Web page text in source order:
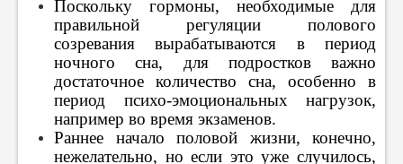
Поскольку гормоны, необходимые для
правильной регуляции полового
созревания вырабатываются в период
ночного сна, для подростков важно
достаточное количество сна, особенно в
период психо-эмоциональных нагрузок,
например во время экзаменов.
Раннее начало половой жизни, конечно,
нежелательно, но если это уже случилось,